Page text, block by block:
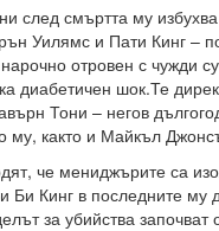
след смъртта му
Уилямс и Пати Кинг –
отровен с чужди
диабетичен шок.Те
Тони – негов
му, както и Майкъл
че мениджърите са
Би Кинг в последните
за убийства